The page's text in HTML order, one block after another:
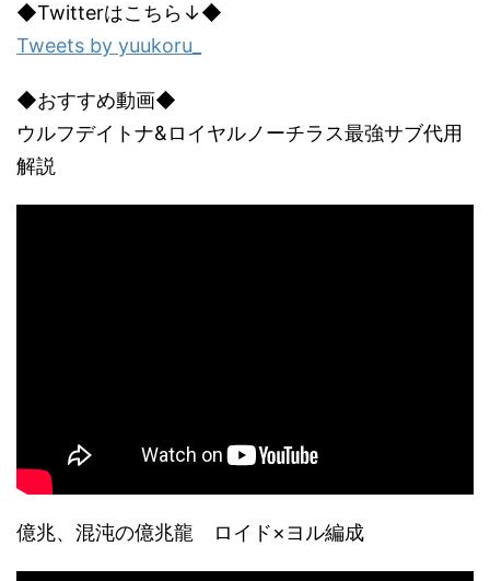
◆Twitterはこちら↓◆
Tweets by yuukoru_
◆おすすめ動画◆
ウルフデイトナ&ロイヤルノーチラス最強サブ代用
解説
億兆、混沌の億兆龍 ロイド×ヨル編成